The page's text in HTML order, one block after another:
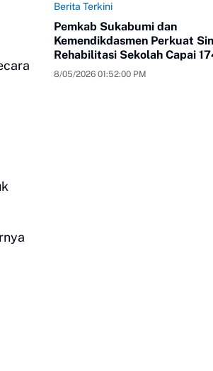
Berita Terkini
Pemkab Sukabumi dan
Kemendikdasmen Perkuat
Rehabilitasi Sekolah Capai
8/05/2026 01:52:00 PM